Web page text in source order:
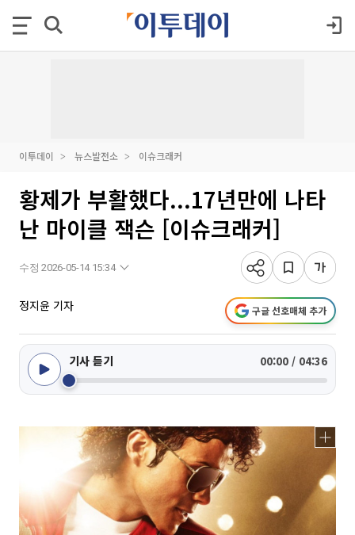
이투데이 뉴스발전소 이슈크래커
황제가 부활했다...17년만에 나타
난 마이클 잭슨 [이슈크래커]
수정 2026-05-14 15:34
정지윤 기자 구글 선호매체 추가
기사 듣기 00:00 / 04:36